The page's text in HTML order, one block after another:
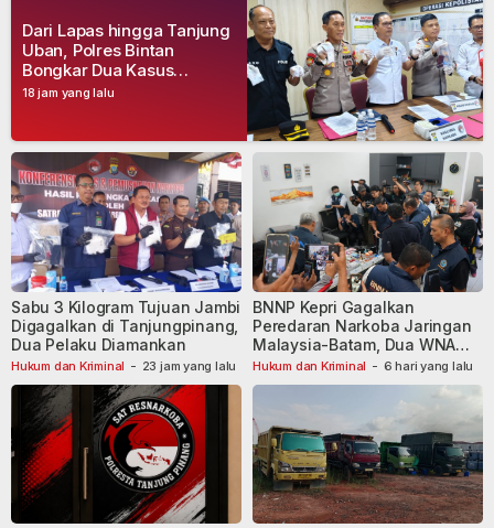
18 jam yang lalu
Dari Lapas hingga Tanjung
Uban, Polres Bintan
Bongkar Dua Kasus
Narkoba, Empat Tersangka
Hukum dan Kriminal - 23 jam yang lalu
Sabu 3 Kilogram Tujuan Jambi
Digagalkan di Tanjungpinang,
Dua Pelaku Diamankan
Hukum dan Kriminal - 6 hari yang lalu
BNNP Kepri Gagalkan
Peredaran Narkoba Jaringan
Malaysia-Batam, Dua WNA
Masih Diburu